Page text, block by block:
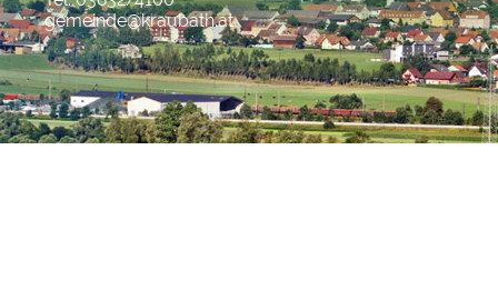
gemeinde@kraubath.at